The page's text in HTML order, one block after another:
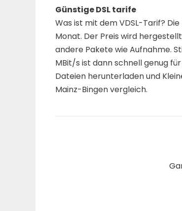
Günstige DSL tarife
Was ist mit dem VDSL-Tarif?
Monat. Der Preis wird
andere Pakete wie Aufnahme.
MBit/s ist dann schnell genug
Dateien herunterladen und
Mainz-Bingen vergleich.